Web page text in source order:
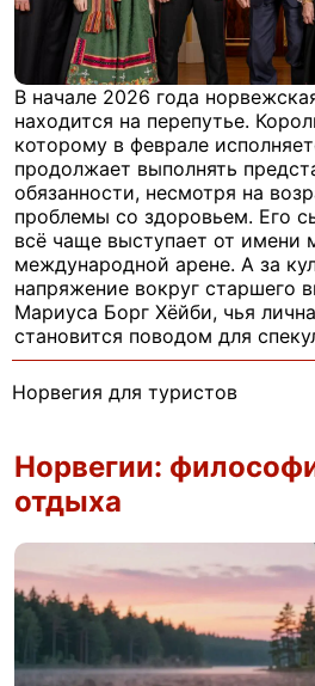
В начале 2026 года
находится на перепутье.
которому в феврале
продолжает выполнять
обязанности, несмотря на
проблемы со здоровьем. Его
всё чаще выступает от имени
международной арене. А за
напряжение вокруг старшего
Мариуса Борг Хёйби, чья
становится поводом для
Норвегия для туристов
Норвегии:
отдыха